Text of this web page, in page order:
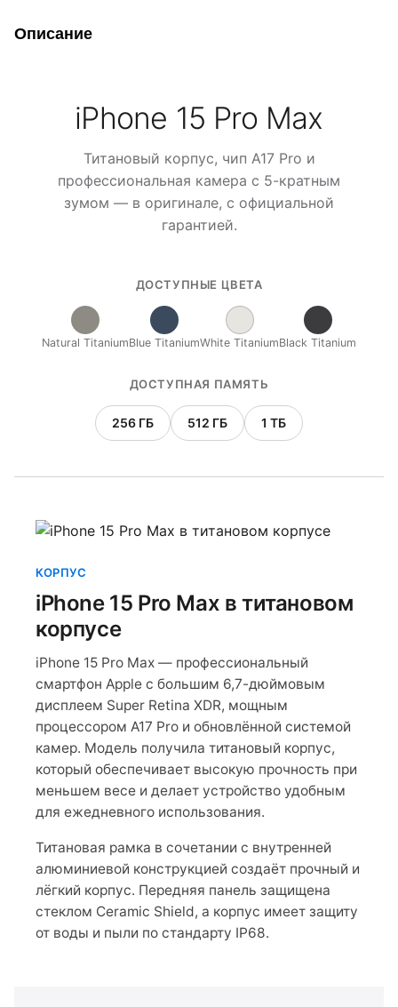
Описание
iPhone 15 Pro Max
Титановый корпус, чип A17 Pro и
профессиональная камера с 5-кратным
зумом — в оригинале, с официальной
гарантией.
ДОСТУПНЫЕ ЦВЕТА
Natural TitaniumBlue TitaniumWhite TitaniumBlack Titanium
ДОСТУПНАЯ ПАМЯТЬ
256 ГБ 512 ГБ 1 ТБ
КОРПУС
iPhone 15 Pro Max в титановом
корпусе
iPhone 15 Pro Max — профессиональный
смартфон Apple с большим 6,7-дюймовым
дисплеем Super Retina XDR, мощным
процессором A17 Pro и обновлённой системой
камер. Модель получила титановый корпус,
который обеспечивает высокую прочность при
меньшем весе и делает устройство удобным
для ежедневного использования.
Титановая рамка в сочетании с внутренней
алюминиевой конструкцией создаёт прочный и
лёгкий корпус. Передняя панель защищена
стеклом Ceramic Shield, а корпус имеет защиту
от воды и пыли по стандарту IP68.